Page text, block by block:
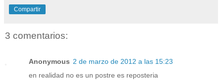
Compartir
3 comentarios:
Anonymous 2 de marzo de 2012 a las 15:23
en realidad no es un postre es reposteria